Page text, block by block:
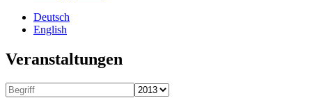
Deutsch
English
Veranstaltungen